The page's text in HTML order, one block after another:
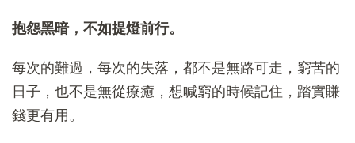
抱怨黑暗，不如提燈前行。
每次的難過，每次的失落，都不是無路可走，窮苦的
日子，也不是無從療癒，想喊窮的時候記住，踏實賺
錢更有用。